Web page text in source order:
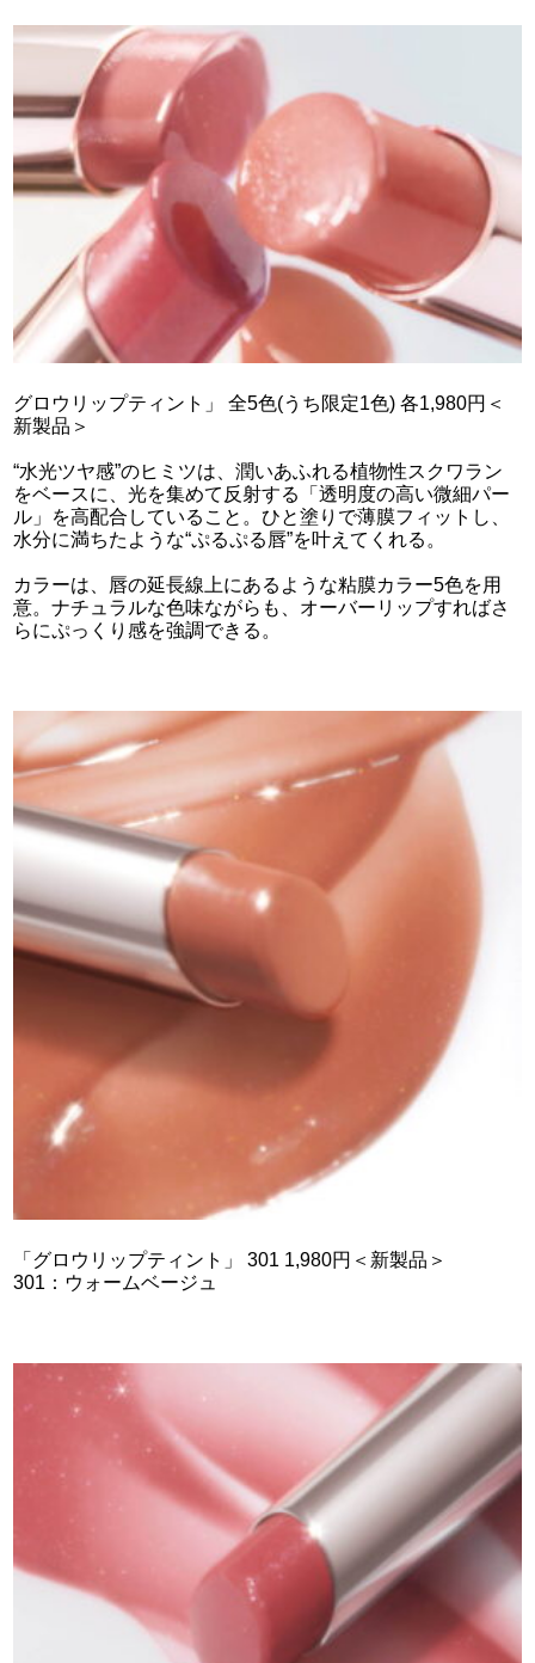
グロウリップティント」 全5色(うち限定1色) 各1,980円＜
新製品＞
“水光ツヤ感”のヒミツは、潤いあふれる植物性スクワラン
をベースに、光を集めて反射する「透明度の高い微細パー
ル」を高配合していること。ひと塗りで薄膜フィットし、
水分に満ちたような“ぷるぷる唇”を叶えてくれる。
カラーは、唇の延長線上にあるような粘膜カラー5色を用
意。ナチュラルな色味ながらも、オーバーリップすればさ
らにぷっくり感を強調できる。
「グロウリップティント」 301 1,980円＜新製品＞
301：ウォームベージュ